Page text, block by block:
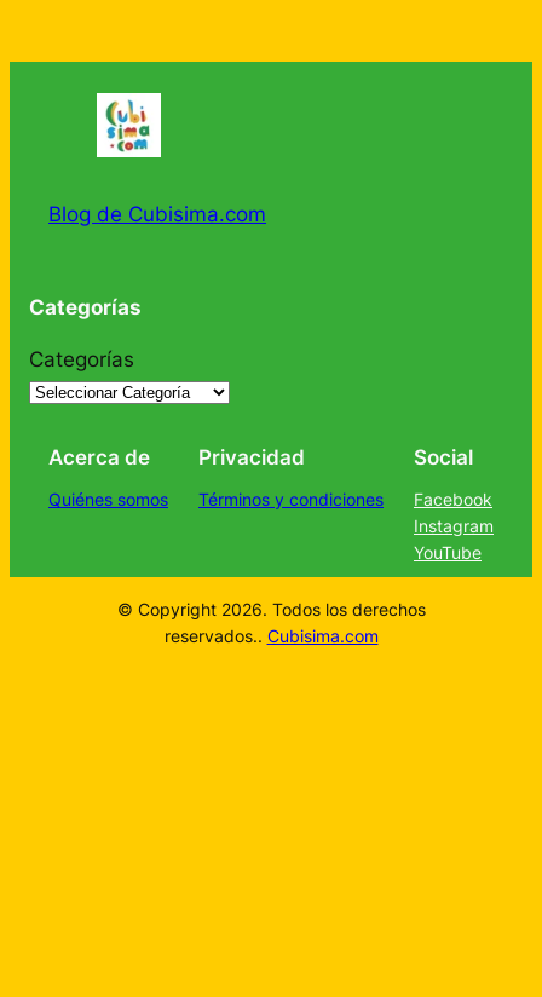
Blog de Cubisima.com
Categorías
Categorías
Acerca de
Quiénes somos
Privacidad
Términos y condiciones
Social
Facebook
Instagram
YouTube
© Copyright 2026. Todos los derechos
reservados.. Cubisima.com